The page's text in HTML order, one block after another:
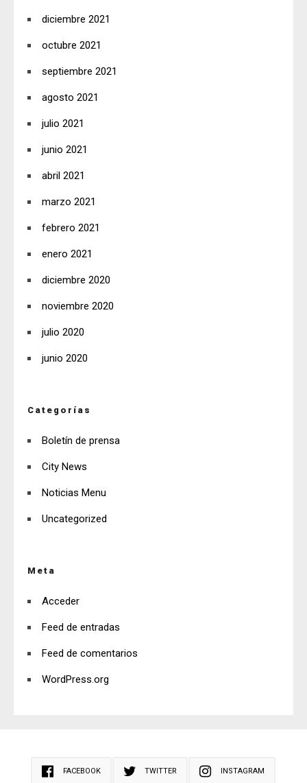
diciembre 2021
octubre 2021
septiembre 2021
agosto 2021
julio 2021
junio 2021
abril 2021
marzo 2021
febrero 2021
enero 2021
diciembre 2020
noviembre 2020
julio 2020
junio 2020
Categorías
Boletín de prensa
City News
Noticias Menu
Uncategorized
Meta
Acceder
Feed de entradas
Feed de comentarios
WordPress.org
FACEBOOK TWITTER INSTAGRAM